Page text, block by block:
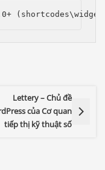
Lettery – Chủ đề
của Cơ quan
tiếp thị kỹ thuật số